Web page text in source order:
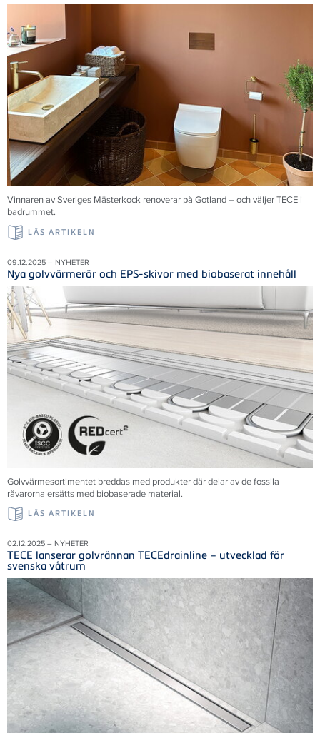
Vinnaren av Sveriges Mästerkock renoverar på Gotland – och väljer TECE i
badrummet.
LÄS ARTIKELN
09.12.2025 – NYHETER
Nya golvvärmerör och EPS-skivor med biobaserat innehåll
Golvvärmesortimentet breddas med produkter där delar av de fossila
råvarorna ersätts med biobaserade material.
LÄS ARTIKELN
02.12.2025 – NYHETER
TECE lanserar golvrännan TECEdrainline – utvecklad för
svenska våtrum